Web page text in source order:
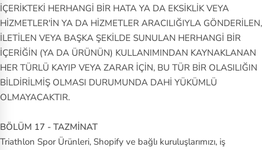
İÇERİKTEKİ HERHANGİ BİR HATA YA DA EKSİKLİK VEYA
HİZMETLER'İN YA DA HİZMETLER ARACILIĞIYLA GÖNDERİLEN,
İLETİLEN VEYA BAŞKA ŞEKİLDE SUNULAN HERHANGİ BİR
İÇERİĞİN (YA DA ÜRÜNÜN) KULLANIMINDAN KAYNAKLANAN
HER TÜRLÜ KAYIP VEYA ZARAR İÇİN, BU TÜR BİR OLASILIĞIN
BİLDİRİLMİŞ OLMASI DURUMUNDA DAHİ YÜKÜMLÜ
OLMAYACAKTIR.
BÖLÜM 17 - TAZMİNAT
Triathlon Spor Ürünleri, Shopify ve bağlı kuruluşlarımızı, iş